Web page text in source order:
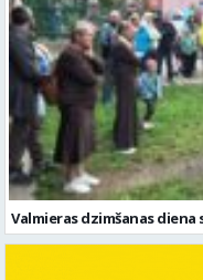
Valmieras dzimšanas